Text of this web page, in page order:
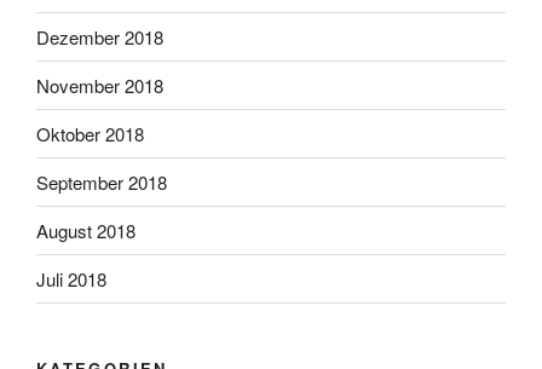
Dezember 2018
November 2018
Oktober 2018
September 2018
August 2018
Juli 2018